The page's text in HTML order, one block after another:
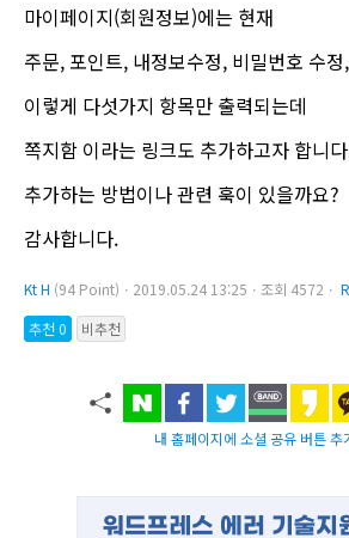
마이페이지(회원정보)에는 현재
주문, 포인트, 내정보수정, 비밀번호 수
이렇게 다섯가지 항목만 출력되는데
쪽지함 이라는 링크도 추가하고자 합니
추가하는 방법이나 관련 훅이 있을까요?
감사합니다.
Kt H (94 Point)ㆍ2019.05.24 13:25ㆍ조회 4572ㆍ
추천 0
비추천
내 홈페이지에 소셜 공유 버튼 추